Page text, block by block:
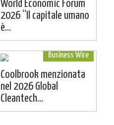
World Economic Forum
2026 “Il capitale umano
è...
Business Wire
Coolbrook menzionata
nel 2026 Global
Cleantech...